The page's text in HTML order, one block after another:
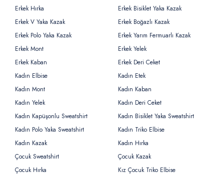
Erkek Hırka
Erkek Bisiklet Yaka Kazak
Erkek V Yaka Kazak
Erkek Boğazlı Kazak
Erkek Polo Yaka Kazak
Erkek Yarım Fermuarlı Kazak
Erkek Mont
Erkek Yelek
Erkek Kaban
Erkek Deri Ceket
Kadın Elbise
Kadın Etek
Kadın Mont
Kadın Kaban
Kadın Yelek
Kadın Deri Ceket
Kadın Kapüşonlu Sweatshirt
Kadın Bisiklet Yaka Sweatshirt
Kadın Polo Yaka Sweatshirt
Kadın Triko Elbise
Kadın Kazak
Kadın Hırka
Çocuk Sweatshirt
Çocuk Kazak
Çocuk Hırka
Kız Çocuk Triko Elbise